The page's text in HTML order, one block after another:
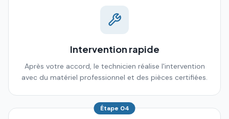
Intervention rapide
Après votre accord, le technicien réalise l'intervention
avec du matériel professionnel et des pièces certifiées.
Étape 04